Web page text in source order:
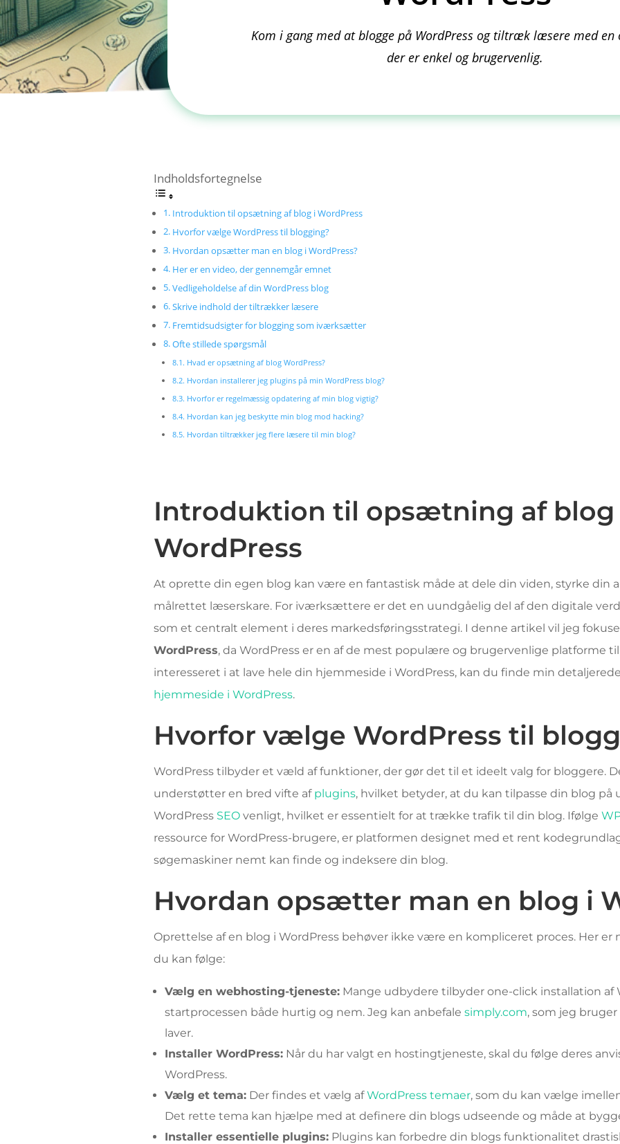
Kom i gang med at blogge på WordPress og tiltræk læsere med
der er enkel og brugervenlig.
Indholdsfortegnelse
Introduktion til opsætning af blog i WordPress
Hvorfor vælge WordPress til blogging?
Hvordan opsætter man en blog i WordPress?
Her er en video, der gennemgår emnet
Vedligeholdelse af din WordPress blog
Skrive indhold der tiltrækker læsere
Fremtidsudsigter for blogging som iværksætter
Ofte stillede spørgsmål
Hvad er opsætning af blog WordPress?
Hvordan installerer jeg plugins på min WordPress blog?
Hvorfor er regelmæssig opdatering af min blog vigtig?
Hvordan kan jeg beskytte min blog mod hacking?
Hvordan tiltrækker jeg flere læsere til min blog?
Introduktion til opsætning af blog
WordPress
At oprette din egen blog kan være en fantastisk måde at dele din viden, styrke
målrettet læserskare. For iværksættere er det en uundgåelig del af den digitale
som et centralt element i deres markedsføringsstrategi. I denne artikel vil jeg
WordPress, da WordPress er en af de mest populære og brugervenlige platforme
interesseret i at lave hele din hjemmeside i WordPress, kan du finde min
hjemmeside i WordPress.
Hvorfor vælge WordPress til
WordPress tilbyder et væld af funktioner, der gør det til et ideelt valg for bloggere.
understøtter en bred vifte af plugins, hvilket betyder, at du kan tilpasse din blog på
WordPress SEO venligt, hvilket er essentielt for at trække trafik til din blog. Ifølge
ressource for WordPress-brugere, er platformen designet med et rent
søgemaskiner nemt kan finde og indeksere din blog.
Hvordan opsætter man en blog i
Oprettelse af en blog i WordPress behøver ikke være en kompliceret proces. Her
du kan følge:
Vælg en webhosting-tjeneste: Mange udbydere tilbyder one-click installation af
startprocessen både hurtig og nem. Jeg kan anbefale simply.com, som jeg
laver.
Installer WordPress: Når du har valgt en hostingtjeneste, skal du følge deres
WordPress.
Vælg et tema: Der findes et vælg afWordPress temaer, som du kan vælge
Det rette tema kan hjælpe med at definere din blogs udseende og måde at
Installer essentielle plugins: Plugins kan forbedre din blogs funktionalitet